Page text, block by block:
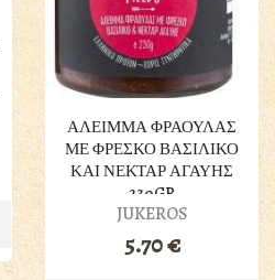
ΑΛΕΙΜΜΑ ΦΡΑΟΥΛΑΣ
ΜΕ ΦΡΕΣΚΟ ΒΑΣΙΛΙΚΟ
ΚΑΙ ΝΕΚΤΑΡ ΑΓΑΥΗΣ
230GR
JUKEROS
5.70€